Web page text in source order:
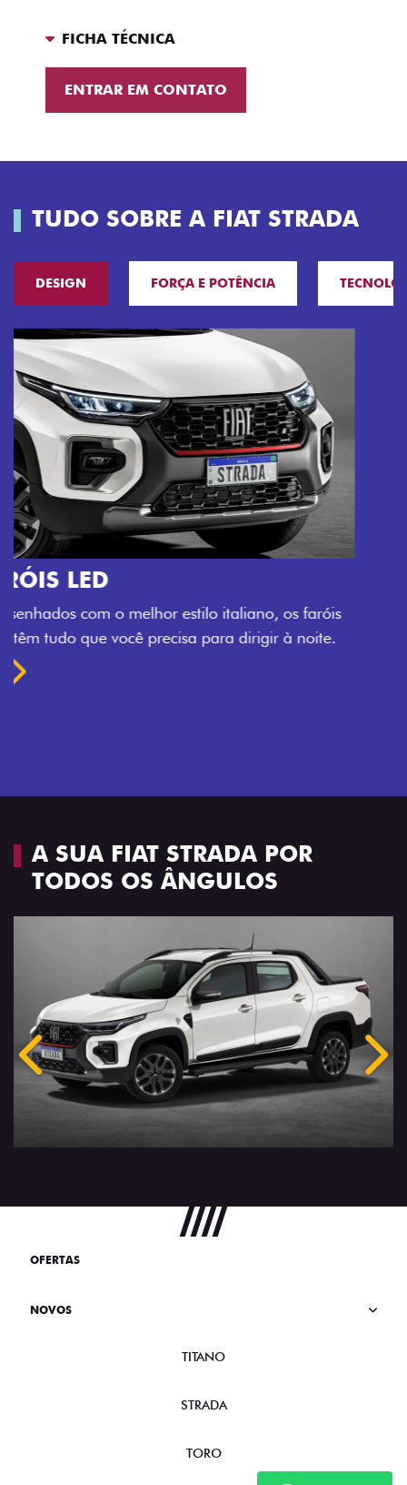
FICHA TÉCNICA
ENTRAR EM CONTATO
TUDO SOBRE A FIAT STRADA
DESIGN FORÇA E POTÊNCIA
O VERDADEIRO 5 LUGARES E 4
PORTAS
Todo mundo pode viajar confortável na Fiat Strada,
que conta com cabine dupla de 5 lugares e 4 portas.
A SUA FIAT STRADA POR
TODOS OS ÂNGULOS
Anterior
OFERTAS
NOVOS
TITANO
STRADA
TORO